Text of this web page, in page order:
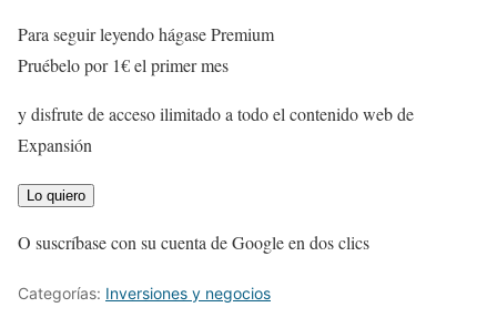
Para seguir leyendo hágase Premium
Pruébelo por 1€ el primer mes
y disfrute de acceso ilimitado a todo el contenido web de
Expansión
Lo quiero
O suscríbase con su cuenta de Google en dos clics
Categorías: Inversiones y negocios